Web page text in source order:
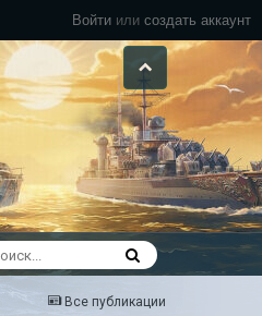
Войти или создать аккаунт
Все публикации